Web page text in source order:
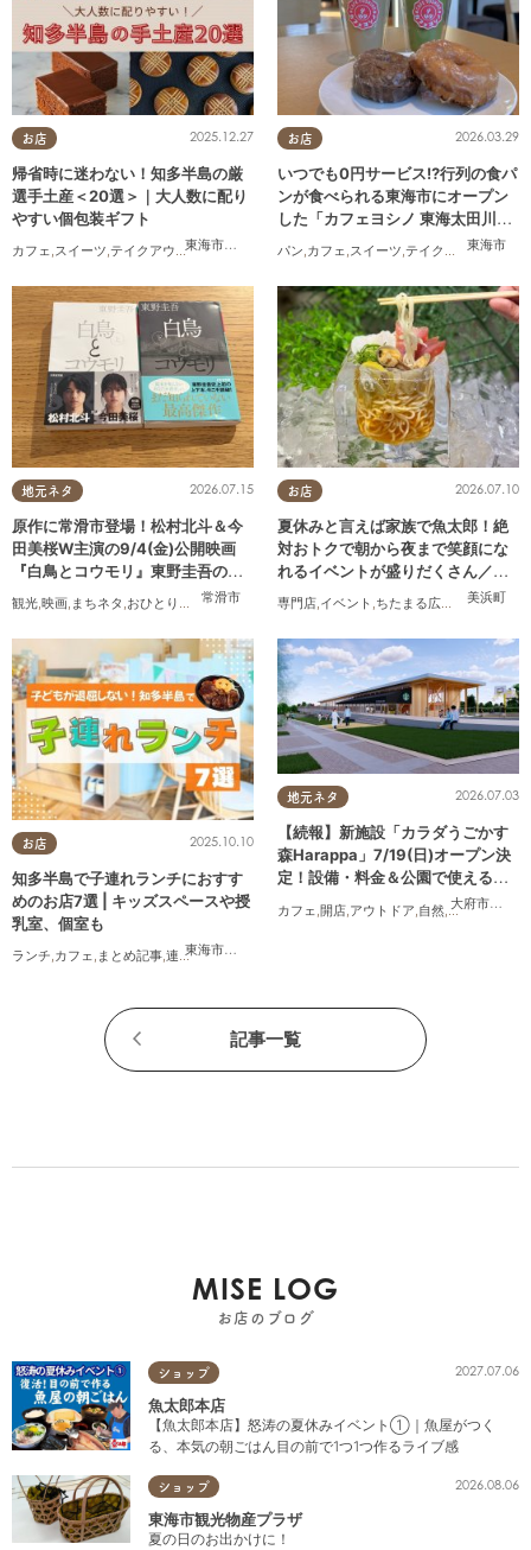
お店
東海市
,大府市 知多市,東浦町,阿久比町,半田市 常滑市,武豊
2025.12.27
帰省時に迷わない！知多半島の厳
選手土産＜20選＞｜大人数に配り
やすい個包装ギフト
カフェ,スイーツ,テイクアウト ,まとめ記事
お店
東海市
2026.03.29
いつでも0円サービス!?行列の食パ
ンが食べられる東海市にオープン
した「カフェヨシノ 東海太田川
パン,カフェ,スイーツ,テイクアウト ,家族
地元ネタ
常滑市
2026.07.15
原作に常滑市登場！松村北斗＆今
田美桜W主演の9/4(金)公開映画
『白鳥とコウモリ』東野圭吾の原
作小説を読んでみた
観光,映画, まちネタ ,おひとりさま
お店
美浜町
2026.07.10
夏休みと言えば家族で魚太郎！絶
対おトクで朝から夜まで笑顔にな
れるイベントが盛りだくさん／ち
たまる広告
専門店,イベント ,ちたまる広告 家族
お店
東海市大府市
2025.10.10
知多半島で子連れランチにおすす
めのお店7選 | キッズスペースや授
乳室、個室も
ランチ,カフェ, まとめ記事,連載 ,親子 個室
地元ネタ
大府市
,東浦
2026.07.03
【続報】新施設「カラダうごかす
森Harappa」7/19(日)オープン決
定！設備・料金＆公園で使えるレ
ンタルアイテムも登場
カフェ,開店,アウトドア,自然,まちネタ,
記事一覧
MISE LOG
お店のブログ
ショップ 2027.07.06
魚太郎本店
【魚太郎本店】怒涛の夏休みイベント①｜魚屋がつく
る、本気の朝ごはん目の前で1つ1つ作るライブ感
ショップ 2026.08.06
東海市観光物産プラザ
夏の日のお出かけに！